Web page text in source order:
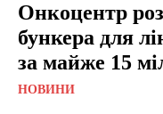
Онкоцентр
бункера для
за майже 15
НОВИНИ